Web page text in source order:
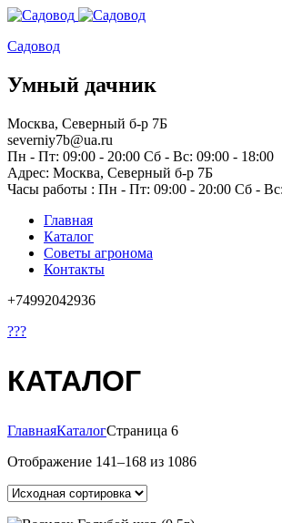
Садовод
Умный дачник
Москва, Северный б-р 7Б
severniy7b@ua.ru
Пн - Пт: 09:00 - 20:00 Сб - Вс: 09:00 - 18:00
Адрес: Москва, Северный б-р 7Б
Часы работы : Пн - Пт: 09:00 - 20:00 Сб -
Главная
Каталог
Советы агронома
Контакты
+74992042936
???
КАТАЛОГ
ГлавнаяКаталогСтраница 6
Отображение 141–168 из 1086